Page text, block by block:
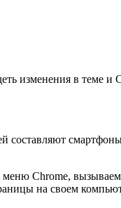
изменения в теме и
составляют
меню Chrome,
на своем